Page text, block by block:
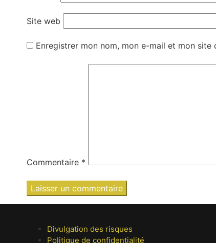
Site web
Enregistrer mon nom, mon e-mail et mon
Commentaire *
Divulgation des risques
Politique de confidentialité